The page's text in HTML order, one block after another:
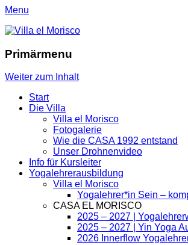
Menu
Villa el Morisco
Primärmenu
Weiter zum Inhalt
Start
Die Villa
Villa el Morisco
Fotogalerie
Wie die CASA 1992 entstand
Unser Drohnenvideo
Info für Kursleiter
Yogalehrerausbildung
Villa el Morisco
Yogalehrer*in Sein –
CASA EL MORISCO
2025 – 2027 |
2025 – 2027 | Yin Yoga
2026 Innerflow